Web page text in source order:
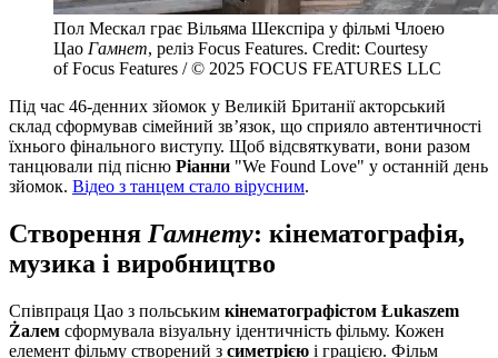
Пол Мескал грає Вільяма Шекспіра у фільмі Члоею
Цао Гамнет, реліз Focus Features. Credit: Courtesy
of Focus Features / © 2025 FOCUS FEATURES LLC
Під час 46-денних зйомок у Великій Британії акторський
склад сформував сімейний зв’язок, що сприяло автентичності
їхнього фінального виступу. Щоб відсвяткувати, вони разом
танцювали під пісню Ріанни "We Found Love" у останній день
зйомок. Відео з танцем стало вірусним.
Створення Гамнету: кінематографія,
музика і виробництво
Співпраця Цао з польським кінематографістом Łukaszem
Żалем сформувала візуальну ідентичність фільму. Кожен
елемент фільму створений з симетрією і грацією. Фільм